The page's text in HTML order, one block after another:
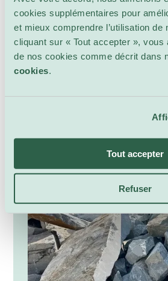
cookies supplémentaires pour
et mieux comprendre l’utilisation de
cliquant sur « Tout accepter », vous
de nos cookies comme décrit dans
cookies
Tout accepter
Refuser
passage et de transformation,
la terre dialoguent avec des
des résonances
comprend une performance
interventions vocales en
Antoine Läng (voix et
Plus d’info